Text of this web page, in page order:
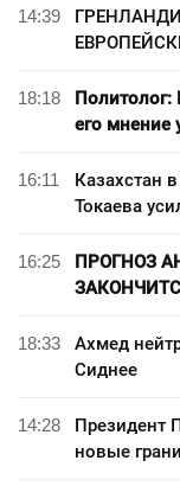
14:39
18:18
Политолог:
его
16:11
Казахстан
Токаева
16:25
ПРОГНОЗ
18:33
Ахмед
Сиднее
14:28
Президент
новые